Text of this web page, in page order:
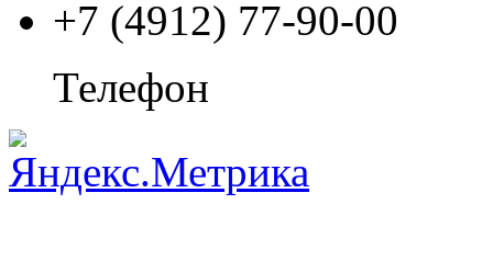
+7 (4912) 77-90-00
Телефон